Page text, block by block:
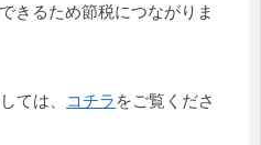
きるため節税につながりま
ては、 コチラ をご覧くださ